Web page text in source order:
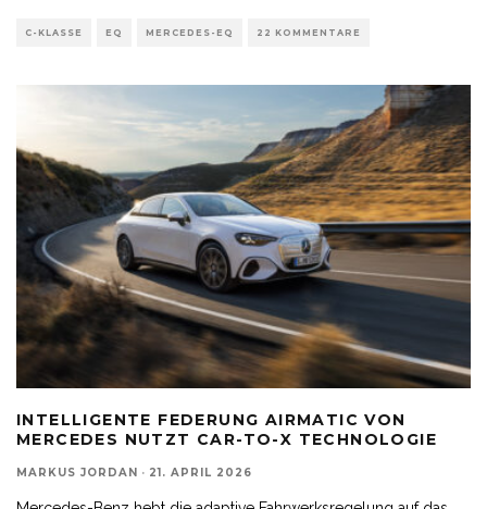
C-KLASSE EQ MERCEDES-EQ 22 KOMMENTARE
INTELLIGENTE FEDERUNG AIRMATIC VON
MERCEDES NUTZT CAR-TO-X TECHNOLOGIE
MARKUS JORDAN · 21. APRIL 2026